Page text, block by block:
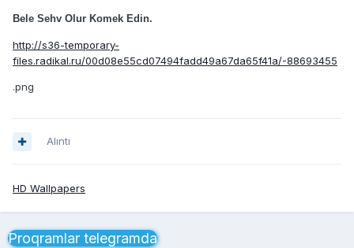
Bele Sehv Olur Komek Edin.
http://s36-temporary-
files.radikal.ru/00d08e55cd07494fadd49a67da65f41a/-88693455
.png
Alıntı
HD Wallpapers
Proqramlar telegramda